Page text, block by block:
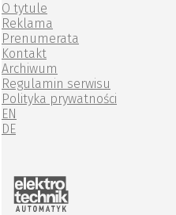
O tytule
Reklama
Prenumerata
Kontakt
Archiwum
Regulamin serwisu
Polityka prywatności
EN
DE